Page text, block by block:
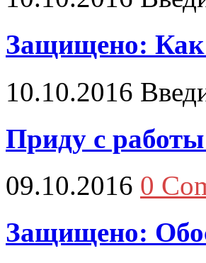
Защищено: Как
10.10.2016
Приду с
09.10.2016 0
Защищено: